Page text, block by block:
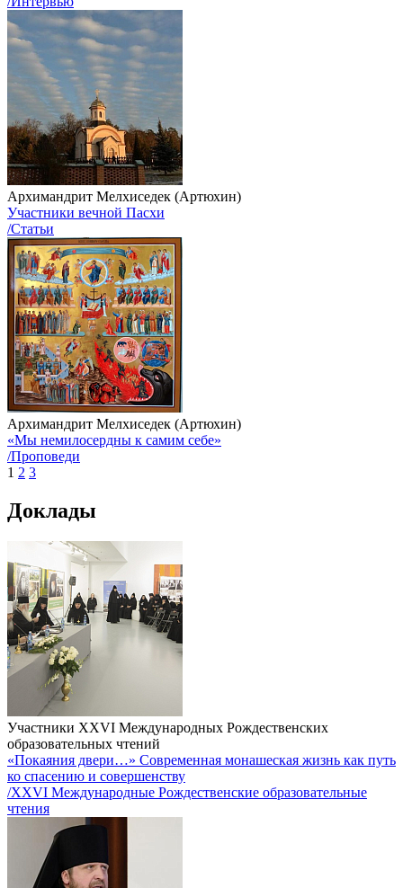
Архимандрит Мелхиседек (Артюхин)
Участники вечной Пасхи
/Статьи
Архимандрит Мелхиседек (Артюхин)
«Мы немилосердны к самим себе»
/Проповеди
1 2 3
Доклады
Участники XXVI Международных Рождественских
образовательных чтений
«Покаяния двери…» Современная монашеская жизнь как путь
ко спасению и совершенству
/XXVI Международные Рождественские образовательные
чтения